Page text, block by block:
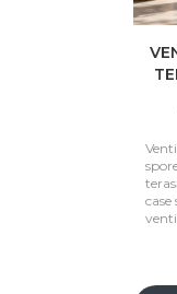
case